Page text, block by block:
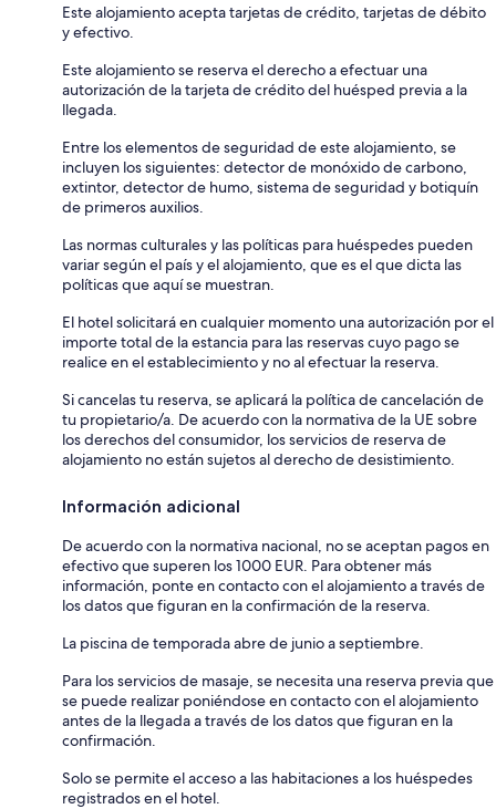
Este alojamiento acepta tarjetas de crédito, tarjetas de débito
y efectivo.
Este alojamiento se reserva el derecho a efectuar una
autorización de la tarjeta de crédito del huésped previa a la
llegada.
Entre los elementos de seguridad de este alojamiento, se
incluyen los siguientes: detector de monóxido de carbono,
extintor, detector de humo, sistema de seguridad y botiquín
de primeros auxilios.
Las normas culturales y las políticas para huéspedes pueden
variar según el país y el alojamiento, que es el que dicta las
políticas que aquí se muestran.
El hotel solicitará en cualquier momento una autorización por el
importe total de la estancia para las reservas cuyo pago se
realice en el establecimiento y no al efectuar la reserva.
Si cancelas tu reserva, se aplicará la política de cancelación de
tu propietario/a. De acuerdo con la normativa de la UE sobre
los derechos del consumidor, los servicios de reserva de
alojamiento no están sujetos al derecho de desistimiento.
Información adicional
De acuerdo con la normativa nacional, no se aceptan pagos en
efectivo que superen los 1000 EUR. Para obtener más
información, ponte en contacto con el alojamiento a través de
los datos que figuran en la confirmación de la reserva.
La piscina de temporada abre de junio a septiembre.
Para los servicios de masaje, se necesita una reserva previa que
se puede realizar poniéndose en contacto con el alojamiento
antes de la llegada a través de los datos que figuran en la
confirmación.
Solo se permite el acceso a las habitaciones a los huéspedes
registrados en el hotel.